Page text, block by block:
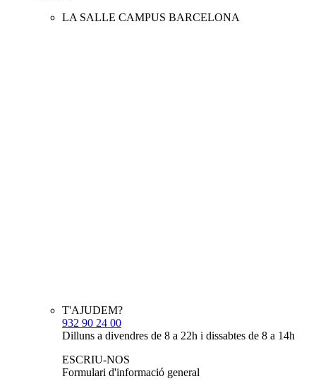
LA SALLE CAMPUS BARCELONA
T'AJUDEM?
932 90 24 00
Dilluns a divendres de 8 a 22h i dissabtes de 8 a 14h
ESCRIU-NOS
Formulari d'informació general